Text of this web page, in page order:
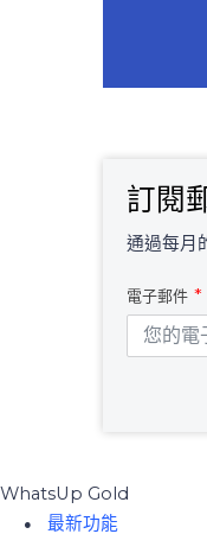
訂閱
通過每月
電子郵件
WhatsUp Gold
最新功能